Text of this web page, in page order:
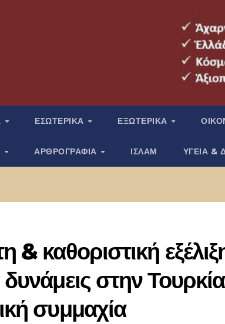
ΕΣΩΤΕΡΙΚΑ ΕΞΩΤΕΡΙΚΑ
ΑΡΘΡΟΓΡΑΦΙΑ ΙΣΛΑΜ ΥΓΕΙΑ &
& καθοριστική
στην
συμμαχία